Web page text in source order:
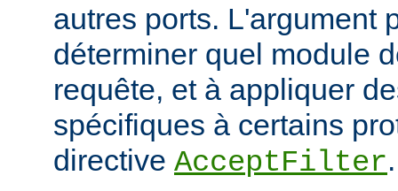
autres ports. L'argument
déterminer quel module
requête, et à appliquer
spécifiques à certains
directive AcceptFilter.